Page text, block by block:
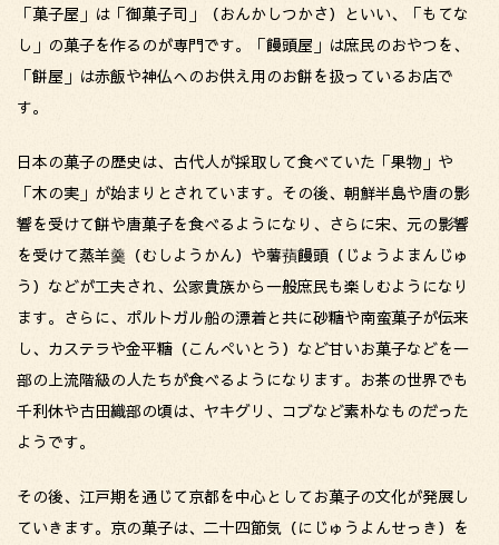
「菓子屋」は「御菓子司」（おんかしつかさ）といい、「もてな
し」の菓子を作るのが専門です。「饅頭屋」は庶民のおやつを、
「餅屋」は赤飯や神仏へのお供え用のお餅を扱っているお店で
す。
日本の菓子の歴史は、古代人が採取して食べていた「果物」や
「木の実」が始まりとされています。その後、朝鮮半島や唐の影
響を受けて餅や唐菓子を食べるようになり、さらに宋、元の影響
を受けて蒸羊羹（むしようかん）や薯蕷饅頭（じょうよまんじゅ
う）などが工夫され、公家貴族から一般庶民も楽しむようになり
ます。さらに、ポルトガル船の漂着と共に砂糖や南蛮菓子が伝来
し、カステラや金平糖（こんぺいとう）など甘いお菓子などを一
部の上流階級の人たちが食べるようになります。お茶の世界でも
千利休や古田織部の頃は、ヤキグリ、コブなど素朴なものだった
ようです。
その後、江戸期を通じて京都を中心としてお菓子の文化が発展し
ていきます。京の菓子は、二十四節気（にじゅうよんせっき）を